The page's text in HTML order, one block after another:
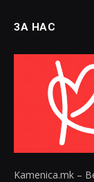
ЗА НАС
Kamenica.mk –